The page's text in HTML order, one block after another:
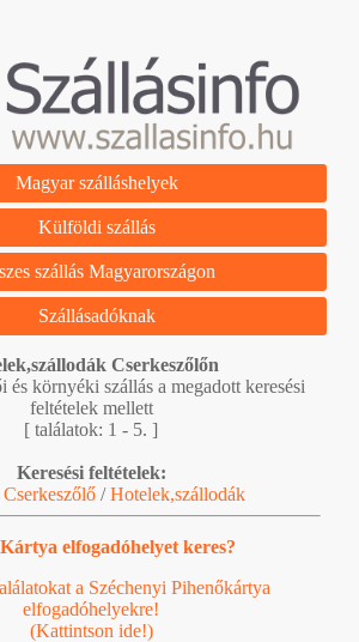
Magyar szálláshelyek
Külföldi szállás
szállás Magyarországon
Szállásadóknak
Cserkeszőlőn
és környéki szállás a megadott keresési
feltételek mellett
[ találatok: 1 - 5. ]
Keresési feltételek:
Cserkeszőlő /Hotelek,szállodák
elfogadóhelyet keres?
a Széchenyi Pihenőkártya
elfogadóhelyekre!
(Kattintson ide!)